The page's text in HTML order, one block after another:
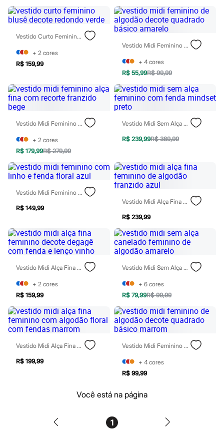
Sonic
Stitch
Beleza
Kits
Perfumes árabes
Novidades
Cabelos
Condicionador
Finalizadores
Shampoo
Tratamento
Cuidados com o corpo
Hidratante
Tratamento
Cuidados com o rosto
Esfoliante
Hidratante
Protetor solar
Maquiagens
Base
Batom
Corretivo
Gloss
Pó facial
Al Wataniah
Beleza C&A
Boca Rosa
Bruna Tavares
Carolina Herrera
Ciclo
Fran by Franciny Ehlke
Lancôme
Mari Maria
Mascavo
Vestido Curto Feminino Blusê Decote Redondo Verde
+ 2 cores
R$ 159,99
Vestido Midi Feminino De Algodão Decote Quadrado Básico Amarelo
+ 4 cores
R$ 55,99R$ 99,99
Vestido Midi Feminino Alça Fina Com Recorte Franzido Bege
+ 2 cores
R$ 179,99R$ 279,99
Vestido Midi Sem Alça Feminino Com Fenda Mindset Preto
R$ 239,99R$ 389,99
Vestido Midi Feminino Com Linho E Fenda Floral Azul
R$ 149,99
Vestido Midi Alça Fina Feminino De Algodão Franzido Azul
R$ 239,99
Vestido Midi Alça Fina Feminino Decote Degagê Com Fenda E Lenço Vinho
+ 2 cores
R$ 159,99
Vestido Midi Sem Alça Canelado Feminino De Algodão Amarelo
+ 6 cores
R$ 79,99R$ 99,99
Vestido Midi Alça Fina Feminino Com Algodão Floral Com Fendas Marrom
R$ 199,99
Vestido Midi Feminino De Algodão Decote Quadrado Básico Marrom
+ 4 cores
R$ 99,99
Você está na página
1